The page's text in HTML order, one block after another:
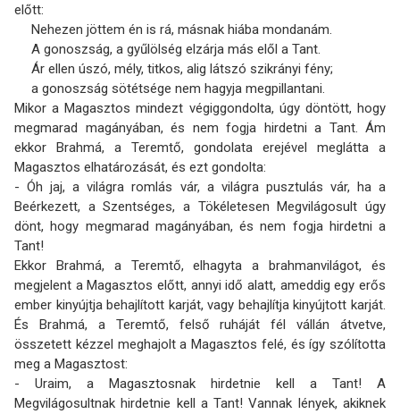
előtt:
Nehezen jöttem én is rá, másnak hiába mondanám.
A gonoszság, a gyűlölség elzárja más elől a Tant.
Ár ellen úszó, mély, titkos, alig látszó szikrányi fény;
a gonoszság sötétsége nem hagyja megpillantani.
Mikor a Magasztos mindezt végiggondolta, úgy döntött, hogy
megmarad magányában, és nem fogja hirdetni a Tant. Ám
ekkor Brahmá, a Teremtő, gondolata erejével meglátta a
Magasztos elhatározását, és ezt gondolta:
- Óh jaj, a világra romlás vár, a világra pusztulás vár, ha a
Beérkezett, a Szentséges, a Tökéletesen Megvilágosult úgy
dönt, hogy megmarad magányában, és nem fogja hirdetni a
Tant!
Ekkor Brahmá, a Teremtő, elhagyta a brahmanvilágot, és
megjelent a Magasztos előtt, annyi idő alatt, ameddig egy erős
ember kinyújtja behajlított karját, vagy behajlítja kinyújtott karját.
És Brahmá, a Teremtő, felső ruháját fél vállán átvetve,
összetett kézzel meghajolt a Magasztos felé, és így szólította
meg a Magasztost:
- Uraim, a Magasztosnak hirdetnie kell a Tant! A
Megvilágosultnak hirdetnie kell a Tant! Vannak lények, akiknek